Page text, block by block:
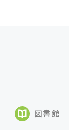
図書館